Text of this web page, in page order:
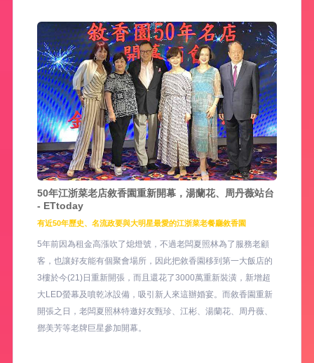
50年江浙菜老店敘香園重新開幕，湯蘭花、周丹薇站台
- ETtoday
有近50年歷史、名流政要與大明星最愛的江浙菜老餐廳敘香園
5年前因為租金高漲吹了熄燈號，不過老闆夏照林為了服務老顧
客，也讓好友能有個聚會場所，因此把敘香園移到第一大飯店的
3樓於今(21)日重新開張，而且還花了3000萬重新裝潢，新增超
大LED螢幕及噴乾冰設備，吸引新人來這辦婚宴。而敘香園重新
開張之日，老闆夏照林特邀好友甄珍、江彬、湯蘭花、周丹薇、
鄧美芳等老牌巨星參加開幕。